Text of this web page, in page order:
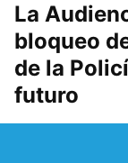
La
bloqueo
de la
futuro